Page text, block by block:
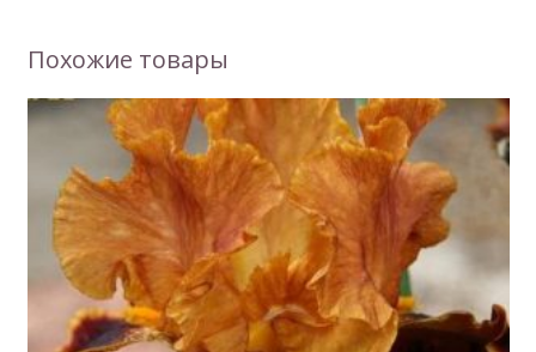
Похожие товары